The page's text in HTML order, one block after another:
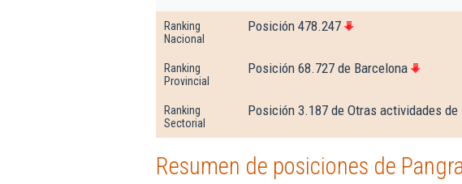
Ranking
Nacional
Posición 478.247
Ranking
Provincial
Posición 68.727 de Barcelona
Ranking
Sectorial
Posición 3.187 de Otras actividades
Resumen de posiciones de